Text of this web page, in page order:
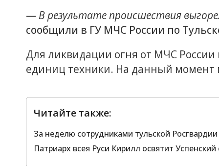
— В результате происшествия
сообщили в ГУ МЧС России по
Для ликвидации огня от МЧС России
единиц техники. На данный момент
Читайте также:
За неделю сотрудниками тульской
Патриарх всея Руси Кирилл освятит